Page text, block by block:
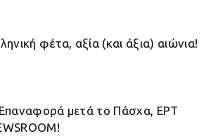
φέτα, αξία (και άξια) αιώνια!
μετά το Πάσχα, ΕΡΤ